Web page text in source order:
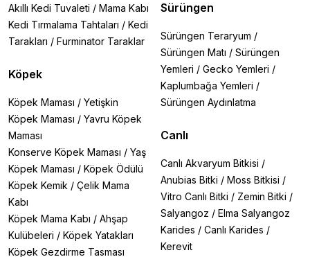
Akıllı Kedi Tuvaleti / Mama Kabı
Kedi Tırmalama Tahtaları / Kedi
Tarakları / Furminator Taraklar
Köpek
Köpek Maması / Yetişkin
Köpek Maması / Yavru Köpek
Maması
Konserve Köpek Maması / Yaş
Köpek Maması / Köpek Ödülü
Köpek Kemik / Çelik Mama
Kabı
Köpek Mama Kabı / Ahşap
Kulübeleri / Köpek Yatakları
Köpek Gezdirme Tasması
Sürüngen
Sürüngen Teraryum /
Sürüngen Matı / Sürüngen
Yemleri / Gecko Yemleri /
Kaplumbağa Yemleri /
Sürüngen Aydınlatma
Canlı
Canlı Akvaryum Bitkisi /
Anubias Bitki / Moss Bitkisi /
Vitro Canlı Bitki / Zemin Bitki /
Salyangoz / Elma Salyangoz
Karides / Canlı Karides /
Kerevit